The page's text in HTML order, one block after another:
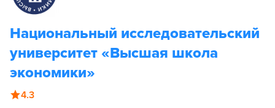
Национальный исследовательский
университет «Высшая школа
экономики»
4.3